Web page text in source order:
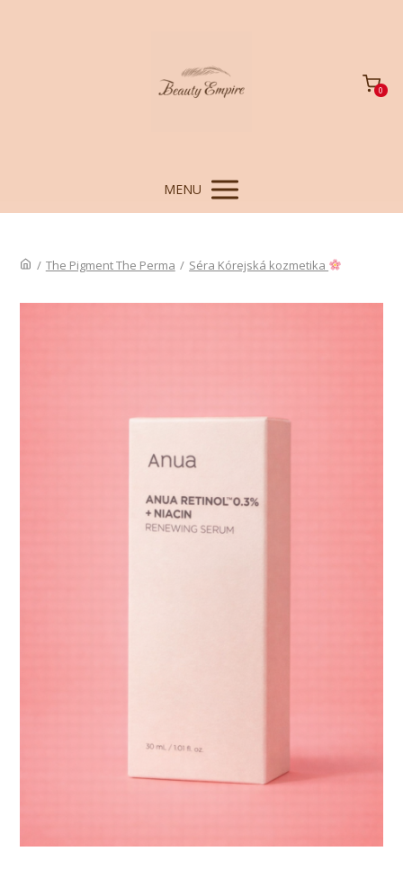
0
MENU
/ The Pigment The Perma / Séra Kórejská kozmetika